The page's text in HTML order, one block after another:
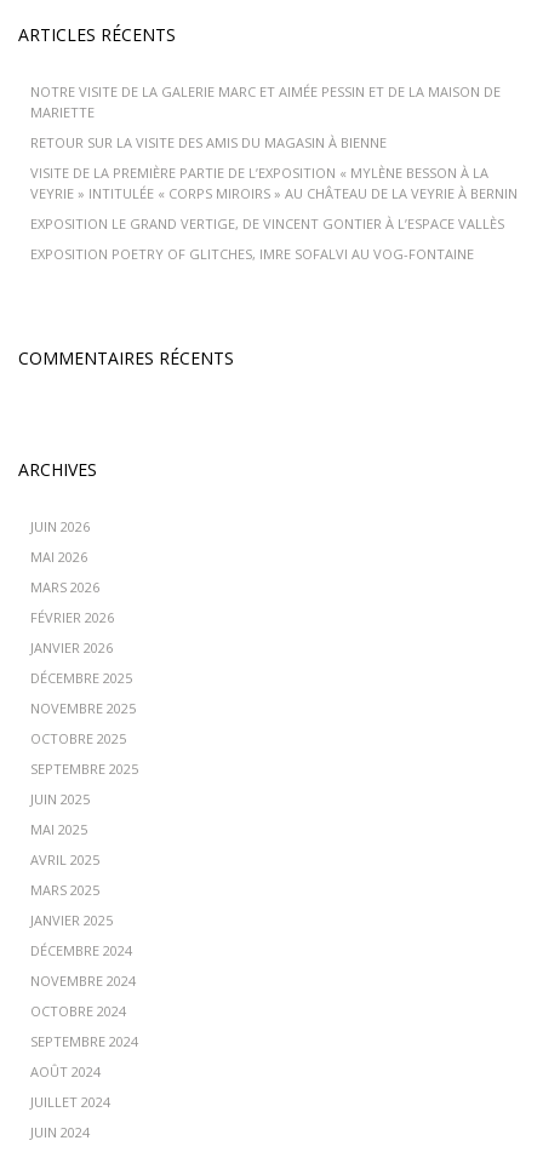
ARTICLES RÉCENTS
NOTRE VISITE DE LA GALERIE MARC ET AIMÉE PESSIN ET DE LA MAISON DE
MARIETTE
RETOUR SUR LA VISITE DES AMIS DU MAGASIN À BIENNE
VISITE DE LA PREMIÈRE PARTIE DE L’EXPOSITION « MYLÈNE BESSON À LA
VEYRIE » INTITULÉE « CORPS MIROIRS » AU CHÂTEAU DE LA VEYRIE À BERNIN
EXPOSITION LE GRAND VERTIGE, DE VINCENT GONTIER À L’ESPACE VALLÈS
EXPOSITION POETRY OF GLITCHES, IMRE SOFALVI AU VOG-FONTAINE
COMMENTAIRES RÉCENTS
ARCHIVES
JUIN 2026
MAI 2026
MARS 2026
FÉVRIER 2026
JANVIER 2026
DÉCEMBRE 2025
NOVEMBRE 2025
OCTOBRE 2025
SEPTEMBRE 2025
JUIN 2025
MAI 2025
AVRIL 2025
MARS 2025
JANVIER 2025
DÉCEMBRE 2024
NOVEMBRE 2024
OCTOBRE 2024
SEPTEMBRE 2024
AOÛT 2024
JUILLET 2024
JUIN 2024